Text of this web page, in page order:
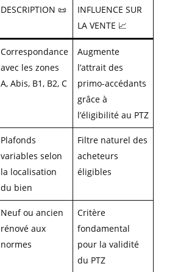
DESCRIPTION 📜
INFLUENCE SUR
LA VENTE 📈
Correspondance
avec les zones
A, Abis, B1, B2, C
Augmente
l’attrait des
primo-accédants
grâce à
l’éligibilité au PTZ
Plafonds
variables selon
la localisation
du bien
Filtre naturel des
acheteurs
éligibles
Neuf ou ancien
rénové aux
normes
Critère
fondamental
pour la validité
du PTZ